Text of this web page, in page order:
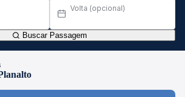
Volta (opcional)
Buscar Passagem